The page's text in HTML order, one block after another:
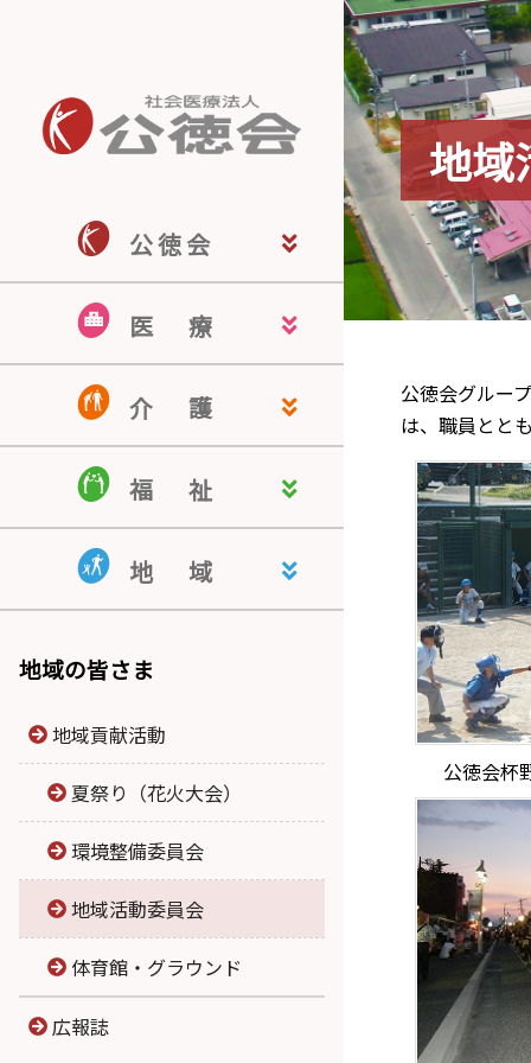
公 徳 会
公徳会ホーム
公徳会について
来院される皆さま
医療関係の皆さま
地域の皆さま
採用情報
医 療
佐藤病院
若宮病院
米沢こころの病院
米沢駅前クリニック
南陽訪問看護ステーション
認知症疾患医療センター
介 護
介護老人保健施設 ドミール南陽
介護付有料老人ホーム ヒルサイ
ド羽黒
認知症対応型共同生活介護 ぬく
もりの家
居宅介護支援事業所
ほのぼのケアサービス
福 祉
地域活動支援センター・指定相
談支援事業所 ライフサポートと
まり木
共同生活援助事業所 くぬぎ荘
就労継続支援B型事業所 公徳会
就労支援センター
地 域
地域の皆さま
地域貢献活動
夏祭り（花火大会）
環境整備委員会
地域活動委員会
体育館・グラウンド
広報誌
地域
公徳会グルー
は、職員とと
公徳会杯